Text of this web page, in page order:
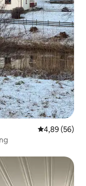
Évaluation
4,89 (56)